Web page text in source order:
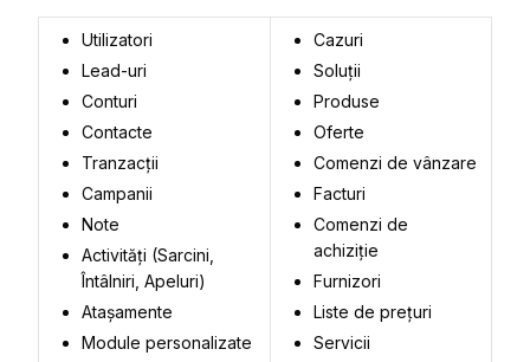
Utilizatori
Lead-uri
Conturi
Contacte
Tranzacții
Campanii
Note
Activități (Sarcini,
Întâlniri, Apeluri)
Atașamente
Module personalizate
Cazuri
Soluții
Produse
Oferte
Comenzi de vânzare
Facturi
Comenzi de
achiziție
Furnizori
Liste de prețuri
Servicii